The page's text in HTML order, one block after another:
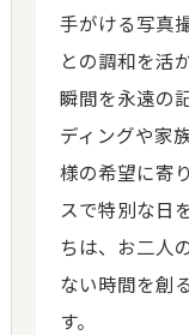
手がける写真
との調和を活
瞬間を永遠の
ディングや家
様の希望に寄
スで特別な日
ちは、お二人
ない時間を創
す。